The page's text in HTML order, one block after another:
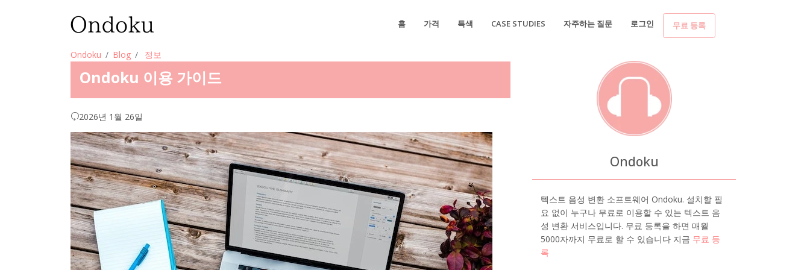
홈 가격 특색 CASE STUDIES 자주하는 질문 로그인 무료 등록
Ondoku Blog 정보
Ondoku 이용 가이드
2026년 1월 26일
Ondoku
텍스트 음성 변환 소프트웨어 Ondoku. 설치할 필
요 없이 누구나 무료로 이용할 수 있는 텍스트 음
성 변환 서비스입니다. 무료 등록을 하면 매월
5000자까지 무료로 할 수 있습니다 지금 무료 등
록